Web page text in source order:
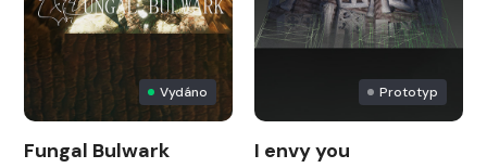
Vydáno
Fungal Bulwark
Prototyp
I envy you